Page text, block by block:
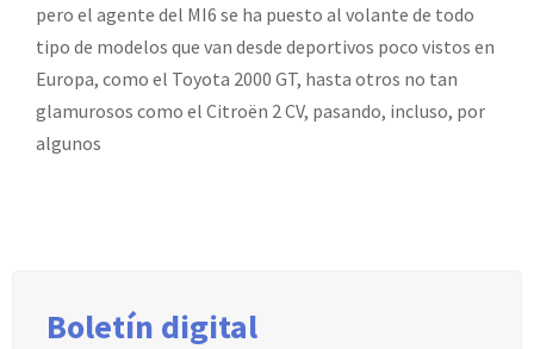
pero el agente del MI6 se ha puesto al volante de todo
tipo de modelos que van desde deportivos poco vistos en
Europa, como el Toyota 2000 GT, hasta otros no tan
glamurosos como el Citroën 2 CV, pasando, incluso, por
algunos
Boletín digital